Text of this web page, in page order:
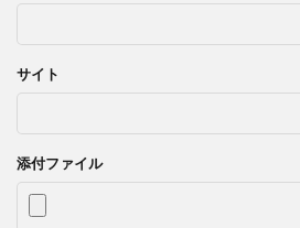
サイト
添付ファイル